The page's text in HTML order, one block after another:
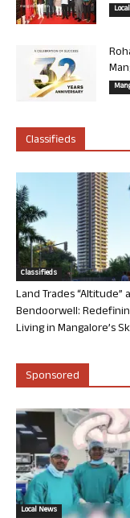
Classifieds
Classifieds
Land Trades “Altitude”
Bendoorwell:
Living in Mangalore’s
Sponsored
Local News